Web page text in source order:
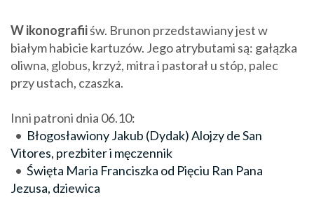
W ikonografiiśw. Brunon przedstawiany jest w
białym habicie kartuzów. Jego atrybutami są: gałązka
oliwna, globus, krzyż, mitra i pastorał u stóp, palec
przy ustach, czaszka.
Inni patroni dnia 06.10:
• Błogosławiony Jakub (Dydak) Alojzy de San
Vitores, prezbiter i męczennik
• Święta Maria Franciszka od Pięciu Ran Pana
Jezusa, dziewica